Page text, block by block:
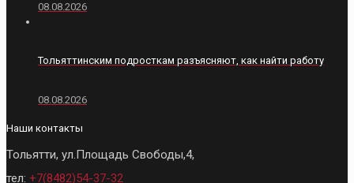
08.08.2026
Тольяттинским подросткам разъясняют, как найти работу
08.08.2026
Наши контакты
Тольятти, ул.Площадь Свободы,4,
тел: +7(8482)54-37-32